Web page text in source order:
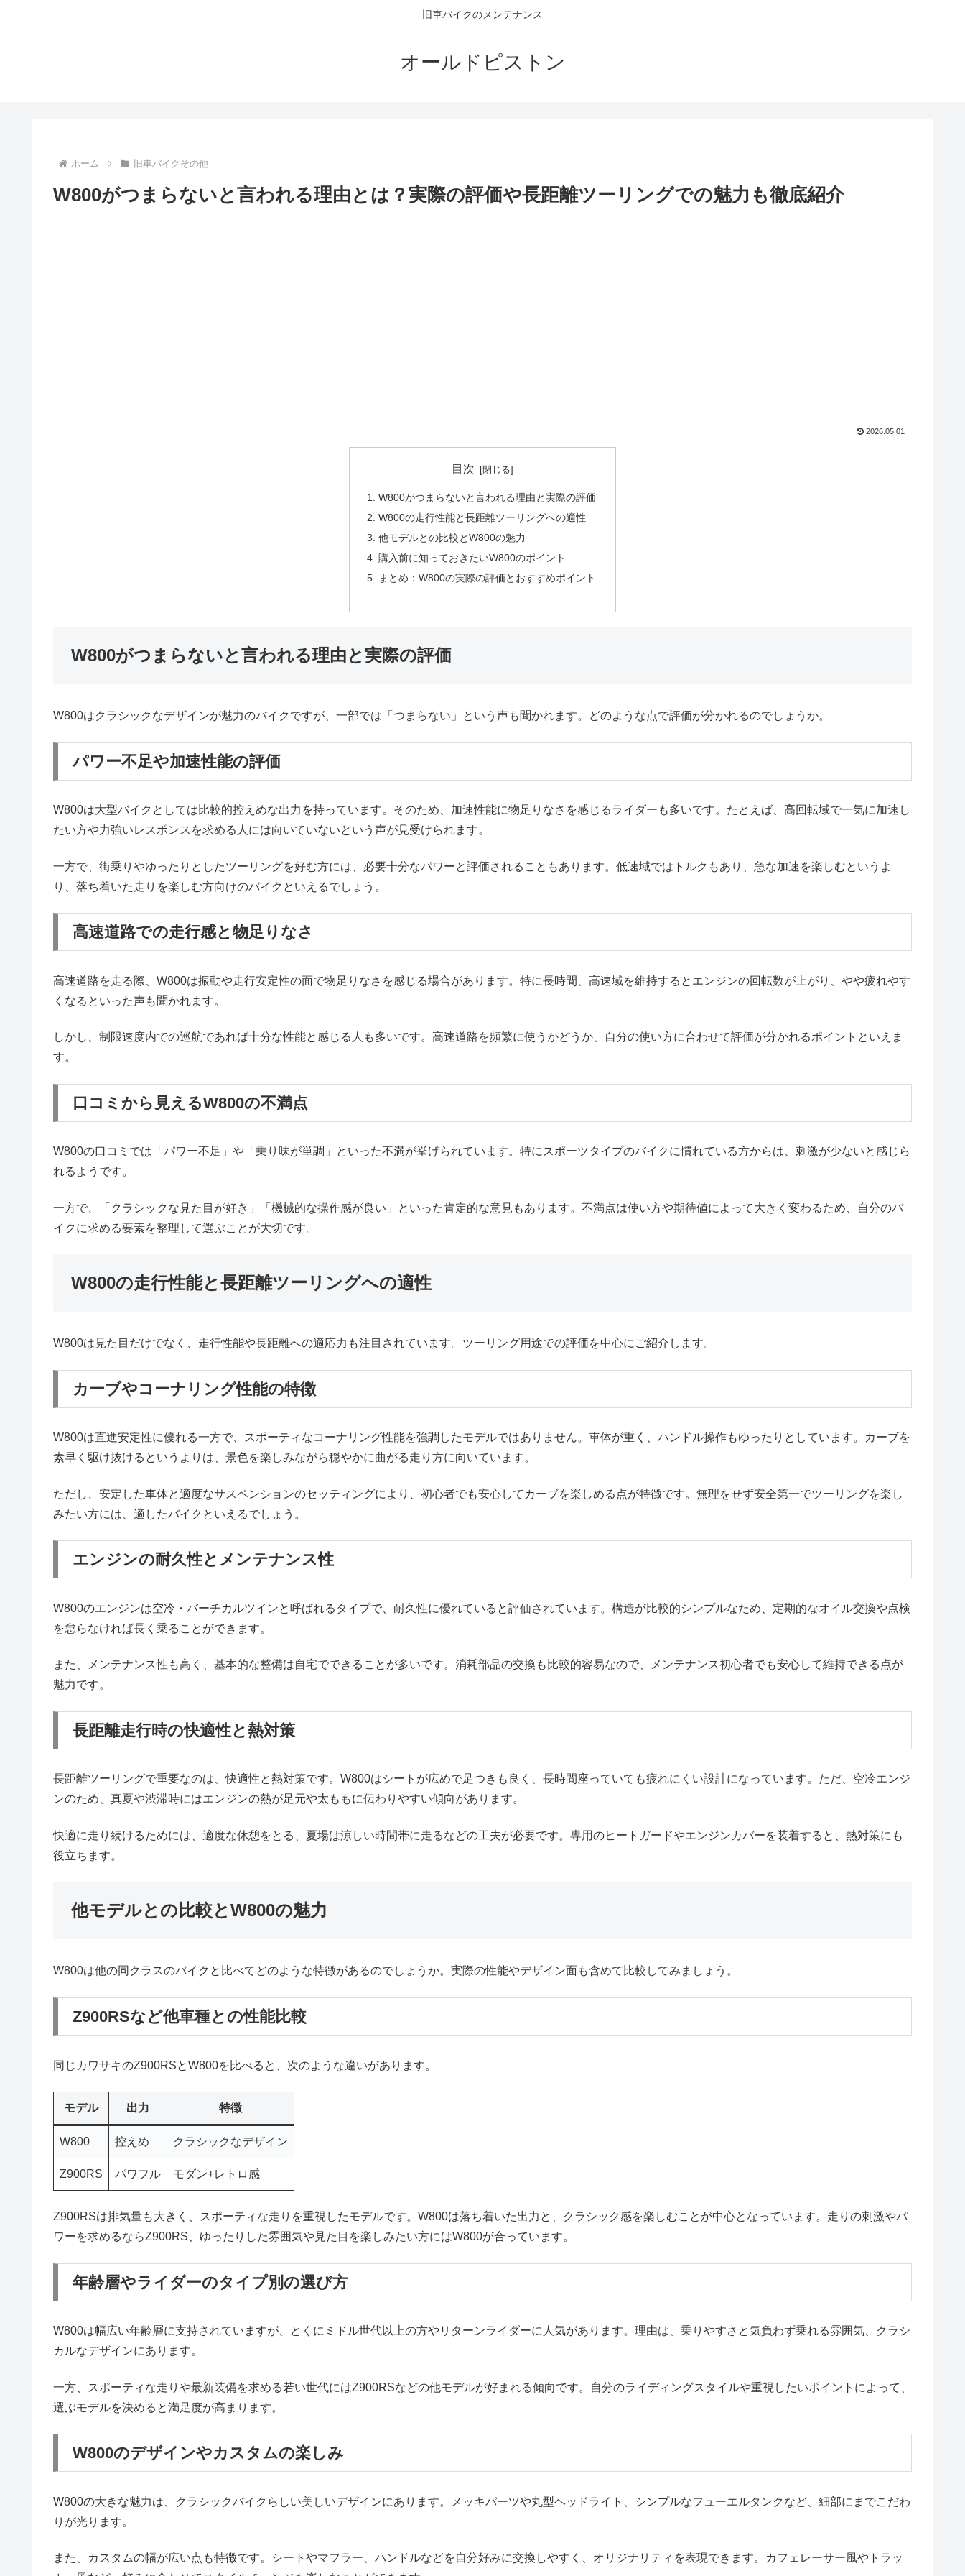
旧車バイクのメンテナンス
オールドピストン
ホーム 旧車バイクその他
W800がつまらないと言われる理由とは？実際の評価や長距離ツーリングでの魅力も徹底紹介
2026.05.01
目次
W800がつまらないと言われる理由と実際の評価
W800の走行性能と長距離ツーリングへの適性
他モデルとの比較とW800の魅力
購入前に知っておきたいW800のポイント
まとめ：W800の実際の評価とおすすめポイント
W800がつまらないと言われる理由と実際の評価
W800はクラシックなデザインが魅力のバイクですが、一部では「つまらない」という声も聞かれます。どのような点で評価が分かれるのでしょうか。
パワー不足や加速性能の評価
W800は大型バイクとしては比較的控えめな出力を持っています。そのため、加速性能に物足りなさを感じるライダーも多いです。たとえば、高回転域で一気に加速し
たい方や力強いレスポンスを求める人には向いていないという声が見受けられます。
一方で、街乗りやゆったりとしたツーリングを好む方には、必要十分なパワーと評価されることもあります。低速域ではトルクもあり、急な加速を楽しむというよ
り、落ち着いた走りを楽しむ方向けのバイクといえるでしょう。
高速道路での走行感と物足りなさ
高速道路を走る際、W800は振動や走行安定性の面で物足りなさを感じる場合があります。特に長時間、高速域を維持するとエンジンの回転数が上がり、やや疲れやす
くなるといった声も聞かれます。
しかし、制限速度内での巡航であれば十分な性能と感じる人も多いです。高速道路を頻繁に使うかどうか、自分の使い方に合わせて評価が分かれるポイントといえま
す。
口コミから見えるW800の不満点
W800の口コミでは「パワー不足」や「乗り味が単調」といった不満が挙げられています。特にスポーツタイプのバイクに慣れている方からは、刺激が少ないと感じら
れるようです。
一方で、「クラシックな見た目が好き」「機械的な操作感が良い」といった肯定的な意見もあります。不満点は使い方や期待値によって大きく変わるため、自分のバ
イクに求める要素を整理して選ぶことが大切です。
W800の走行性能と長距離ツーリングへの適性
W800は見た目だけでなく、走行性能や長距離への適応力も注目されています。ツーリング用途での評価を中心にご紹介します。
カーブやコーナリング性能の特徴
W800は直進安定性に優れる一方で、スポーティなコーナリング性能を強調したモデルではありません。車体が重く、ハンドル操作もゆったりとしています。カーブを
素早く駆け抜けるというよりは、景色を楽しみながら穏やかに曲がる走り方に向いています。
ただし、安定した車体と適度なサスペンションのセッティングにより、初心者でも安心してカーブを楽しめる点が特徴です。無理をせず安全第一でツーリングを楽し
みたい方には、適したバイクといえるでしょう。
エンジンの耐久性とメンテナンス性
W800のエンジンは空冷・バーチカルツインと呼ばれるタイプで、耐久性に優れていると評価されています。構造が比較的シンプルなため、定期的なオイル交換や点検
を怠らなければ長く乗ることができます。
また、メンテナンス性も高く、基本的な整備は自宅でできることが多いです。消耗部品の交換も比較的容易なので、メンテナンス初心者でも安心して維持できる点が
魅力です。
長距離走行時の快適性と熱対策
長距離ツーリングで重要なのは、快適性と熱対策です。W800はシートが広めで足つきも良く、長時間座っていても疲れにくい設計になっています。ただ、空冷エンジ
ンのため、真夏や渋滞時にはエンジンの熱が足元や太ももに伝わりやすい傾向があります。
快適に走り続けるためには、適度な休憩をとる、夏場は涼しい時間帯に走るなどの工夫が必要です。専用のヒートガードやエンジンカバーを装着すると、熱対策にも
役立ちます。
他モデルとの比較とW800の魅力
W800は他の同クラスのバイクと比べてどのような特徴があるのでしょうか。実際の性能やデザイン面も含めて比較してみましょう。
Z900RSなど他車種との性能比較
同じカワサキのZ900RSとW800を比べると、次のような違いがあります。
モデル 出力 特徴
W800 控えめ クラシックなデザイン
Z900RS パワフル モダン+レトロ感
Z900RSは排気量も大きく、スポーティな走りを重視したモデルです。W800は落ち着いた出力と、クラシック感を楽しむことが中心となっています。走りの刺激やパ
ワーを求めるならZ900RS、ゆったりした雰囲気や見た目を楽しみたい方にはW800が合っています。
年齢層やライダーのタイプ別の選び方
W800は幅広い年齢層に支持されていますが、とくにミドル世代以上の方やリターンライダーに人気があります。理由は、乗りやすさと気負わず乗れる雰囲気、クラシ
カルなデザインにあります。
一方、スポーティな走りや最新装備を求める若い世代にはZ900RSなどの他モデルが好まれる傾向です。自分のライディングスタイルや重視したいポイントによって、
選ぶモデルを決めると満足度が高まります。
W800のデザインやカスタムの楽しみ
W800の大きな魅力は、クラシックバイクらしい美しいデザインにあります。メッキパーツや丸型ヘッドライト、シンプルなフューエルタンクなど、細部にまでこだわ
りが光ります。
また、カスタムの幅が広い点も特徴です。シートやマフラー、ハンドルなどを自分好みに交換しやすく、オリジナリティを表現できます。カフェレーサー風やトラッ